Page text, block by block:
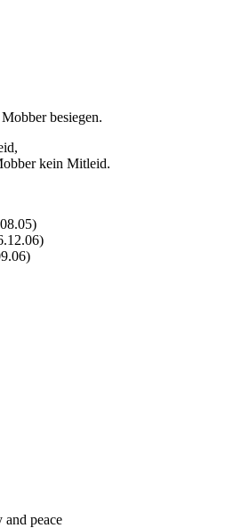
besiegen.
kein Mitleid.
and peace